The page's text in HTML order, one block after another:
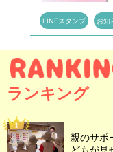
LINEスタンプ お知
ランキング
親のサポ
どもが見